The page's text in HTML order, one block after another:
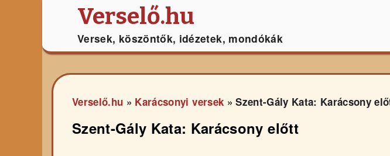
Verselő.hu
Versek, köszöntők, idézetek, mondókák
Verselő.hu » Karácsonyi versek »Szent-Gály Kata: Karácsony
Szent-Gály Kata: Karácsony előtt